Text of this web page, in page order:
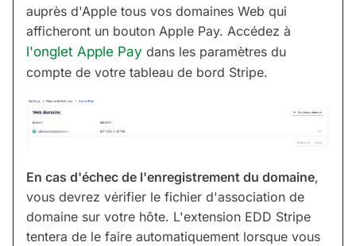
auprès d'Apple tous vos domaines Web qui
afficheront un bouton Apple Pay. Accédez à
l'onglet Apple Pay dans les paramètres du
compte de votre tableau de bord Stripe.
En cas d'échec de l'enregistrement du domaine,
vous devrez vérifier le fichier d'association de
domaine sur votre hôte. L'extension EDD Stripe
tentera de le faire automatiquement lorsque vous